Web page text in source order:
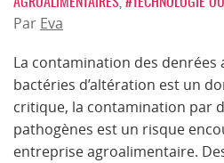
Par Eva
La contamination des denrées
bactéries d’altération est un
critique, la contamination par
pathogènes est un risque
entreprise agroalimentaire.